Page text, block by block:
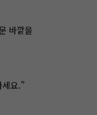
바깥을
요.”